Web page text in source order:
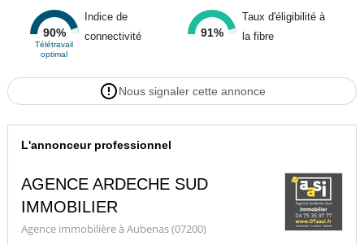
90%
Télétravail
optimal
Indice de
connectivité
91%
Taux d'éligibilité à
la fibre
Nous signaler cette annonce
L'annonceur professionnel
AGENCE ARDECHE SUD
IMMOBILIER
Agence immobilière à Aubenas (07200)